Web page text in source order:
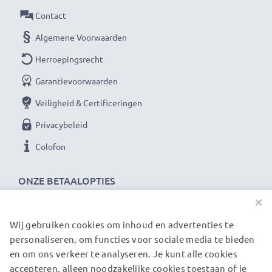
ONZE BETAALOPTIES
Contact
Algemene Voorwaarden
Herroepingsrecht
Garantievoorwaarden
Veiligheid & Certificeringen
Privacybeleid
Colofon
ONZE VERZENDPARTNERS
×
Wij gebruiken cookies om inhoud en advertenties te
personaliseren, om functies voor sociale media te bieden
en om ons verkeer te analyseren. Je kunt alle cookies
accepteren, alleen noodzakelijke cookies toestaan of je